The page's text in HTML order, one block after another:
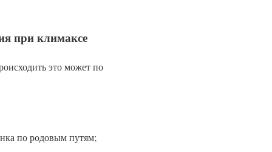
при климаксе
это может по
по родовым путям;